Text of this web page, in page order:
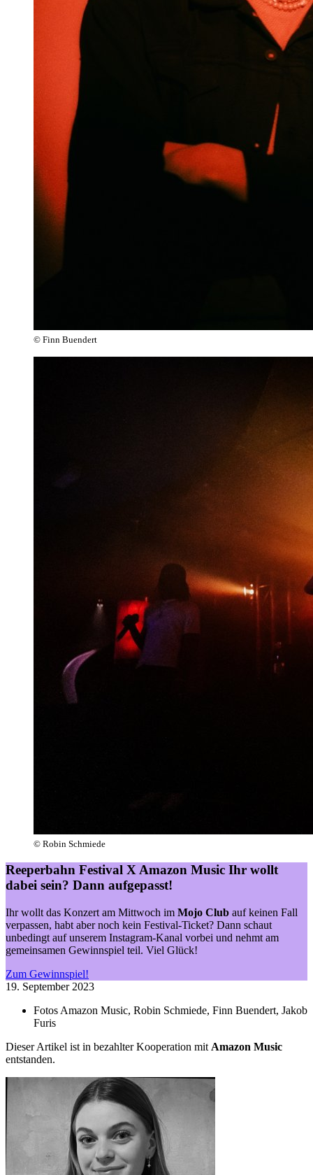
© Finn Buendert
© Robin Schmiede
Reeperbahn Festival X Amazon Music Ihr wollt
dabei sein? Dann aufgepasst!
Ihr wollt das Konzert am Mittwoch im Mojo Club auf keinen Fall
verpassen, habt aber noch kein Festival-Ticket? Dann schaut
unbedingt auf unserem Instagram-Kanal vorbei und nehmt am
gemeinsamen Gewinnspiel teil. Viel Glück!
Zum Gewinnspiel!
19. September 2023
Fotos Amazon Music, Robin Schmiede, Finn Buendert, Jakob
Furis
Dieser Artikel ist in bezahlter Kooperation mit Amazon Music
entstanden.